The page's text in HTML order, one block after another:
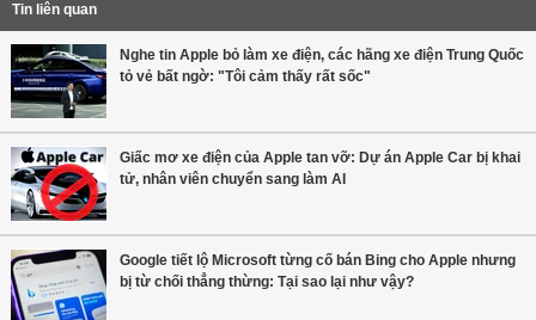
Tin liên quan
Nghe tin Apple bỏ làm xe điện, các hãng xe điện Trung Quốc
tỏ vẻ bất ngờ: "Tôi cảm thấy rất sốc"
Giấc mơ xe điện của Apple tan vỡ: Dự án Apple Car bị khai
tử, nhân viên chuyển sang làm AI
Google tiết lộ Microsoft từng cố bán Bing cho Apple nhưng
bị từ chối thẳng thừng: Tại sao lại như vậy?